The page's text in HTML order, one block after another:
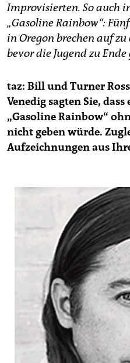
Improvisierten. So auch
„Gasoline Rainbow“:
in Oregon brechen auf
bevor die Jugend zu Ende
taz: Bill und Turner
Venedig sagten Sie,
„Gasoline Rainbow“
nicht geben würde.
Aufzeichnungen aus